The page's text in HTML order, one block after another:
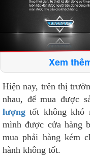
Xem
Hiện nay, trên thị
nhau, để mua được
lượng tốt không khó
mình được cửa hàng
mua phải hàng kém
hành không tốt.